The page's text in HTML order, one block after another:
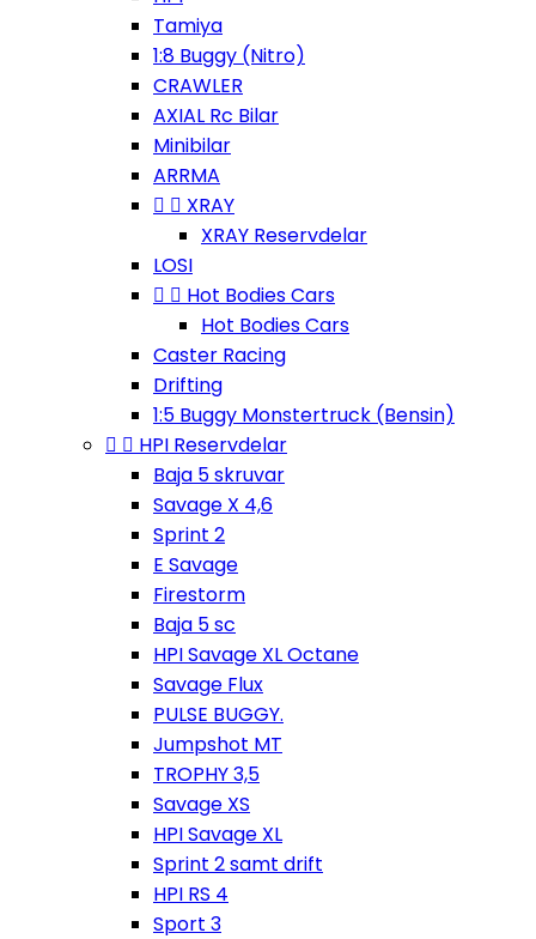
Tamiya
1:8 Buggy (Nitro)
CRAWLER
AXIAL Rc Bilar
Minibilar
ARRMA
  XRAY
XRAY Reservdelar
LOSI
  Hot Bodies Cars
Hot Bodies Cars
Caster Racing
Drifting
1:5 Buggy Monstertruck (Bensin)
  HPI Reservdelar
Baja 5 skruvar
Savage X 4,6
Sprint 2
E Savage
Firestorm
Baja 5 sc
HPI Savage XL Octane
Savage Flux
PULSE BUGGY.
Jumpshot MT
TROPHY 3,5
Savage XS
HPI Savage XL
Sprint 2 samt drift
HPI RS 4
Sport 3